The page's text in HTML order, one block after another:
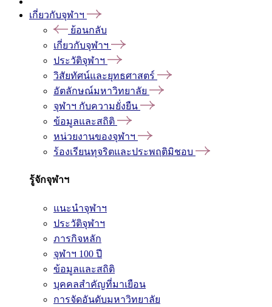
เกี่ยวกับจุฬาฯ
ย้อนกลับ
เกี่ยวกับจุฬาฯ
ประวัติจุฬาฯ
วิสัยทัศน์และยุทธศาสตร์
อัตลักษณ์มหาวิทยาลัย
จุฬาฯ กับความยั่งยืน
ข้อมูลและสถิติ
หน่วยงานของจุฬาฯ
ร้องเรียนทุจริตและประพฤติมิชอบ
รู้จักจุฬาฯ
แนะนำจุฬาฯ
ประวัติจุฬาฯ
ภารกิจหลัก
จุฬาฯ 100 ปี
ข้อมูลและสถิติ
บุคคลสำคัญที่มาเยือน
การจัดอันดับมหาวิทยาลัย